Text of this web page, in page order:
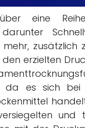
eine
zusätzlich
erzielten
da es sich
und